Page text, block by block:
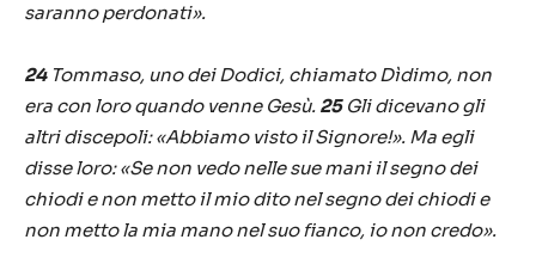
saranno perdonati».
24Tommaso, uno dei Dodici, chiamato Dìdimo, non
era con loro quando venne Gesù. 25Gli dicevano gli
altri discepoli: «Abbiamo visto il Signore!». Ma egli
disse loro: «Se non vedo nelle sue mani il segno dei
chiodi e non metto il mio dito nel segno dei chiodi e
non metto la mia mano nel suo fianco, io non credo».